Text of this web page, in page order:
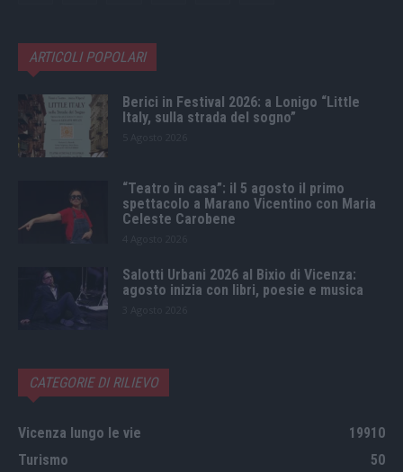
ARTICOLI POPOLARI
Berici in Festival 2026: a Lonigo “Little
Italy, sulla strada del sogno”
“Teatro in casa”: il 5 agosto il primo
spettacolo a Marano Vicentino con Maria
Celeste Carobene
Salotti Urbani 2026 al Bixio di Vicenza:
agosto inizia con libri, poesie e musica
CATEGORIE DI RILIEVO
Vicenza lungo le vie
19910
Turismo
50